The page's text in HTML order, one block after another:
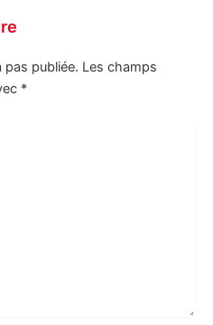
pas publiée. Les champs
*